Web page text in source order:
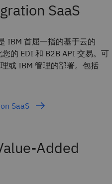
SaaS
IBM 首屈一指的基于云的
的 EDI 和 B2B API 交易。可
或 IBM 管理的部署。包括
SaaS
Added